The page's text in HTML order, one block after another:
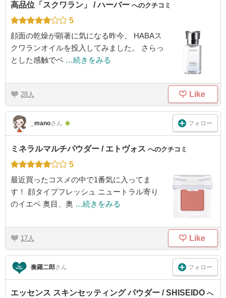
高品位「スクワラン」 / ハーバー へのクチコミ
5
顔面の乾燥が顕著に気になる昨今、 HABAス
クワランオイルを投入してみました。 さらっ
とした感触でベ …続きをみる
28 Like
_manoさん フォロー
ミネラルマルチパウダー / エトヴォス へのクチコミ
5
最近買ったコスメの中で1番気に入ってま
す！ 顔タイプフレッシュ ニュートラル寄り
のイエベ 奥目、奥 …続きをみる
17 Like
奏羅二郎さん フォロー
エッセンス スキンセッティング パウダー / SHISEIDO へ